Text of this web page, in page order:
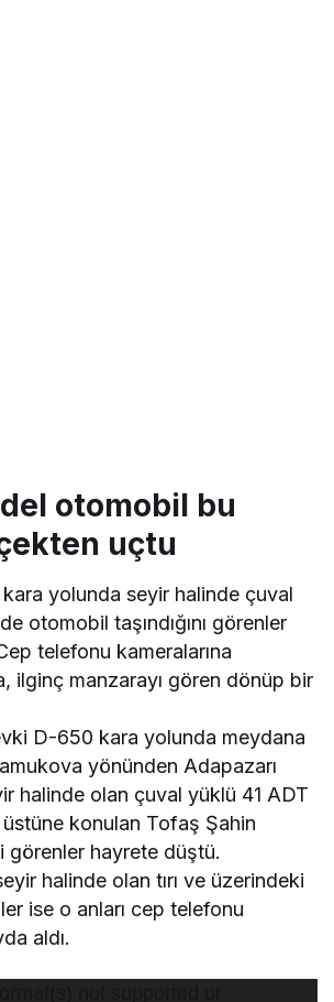
otomobil bu
uçtu
yolunda seyir halinde çuval
otomobil taşındığını görenler
telefonu kameralarına
ilginç manzarayı gören dönüp bir
D-650 kara yolunda meydana
yönünden Adapazarı
halinde olan çuval yüklü 41 ADT
üstüne konulan Tofaş Şahin
görenler hayrete düştü.
halinde olan tırı ve üzerindeki
ise o anları cep telefonu
aldı.